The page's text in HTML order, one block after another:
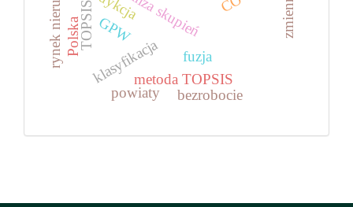
klasyfikacjametoda TOPSIS
GPW
bezrobocie
TOPSIS
Polska fuzja
zmienne
powiaty